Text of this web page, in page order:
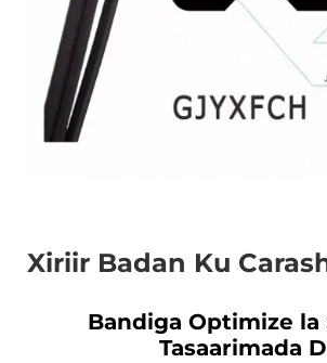
Xiriir Badan Ku
Bandiga Optimize la
Tasaarimada